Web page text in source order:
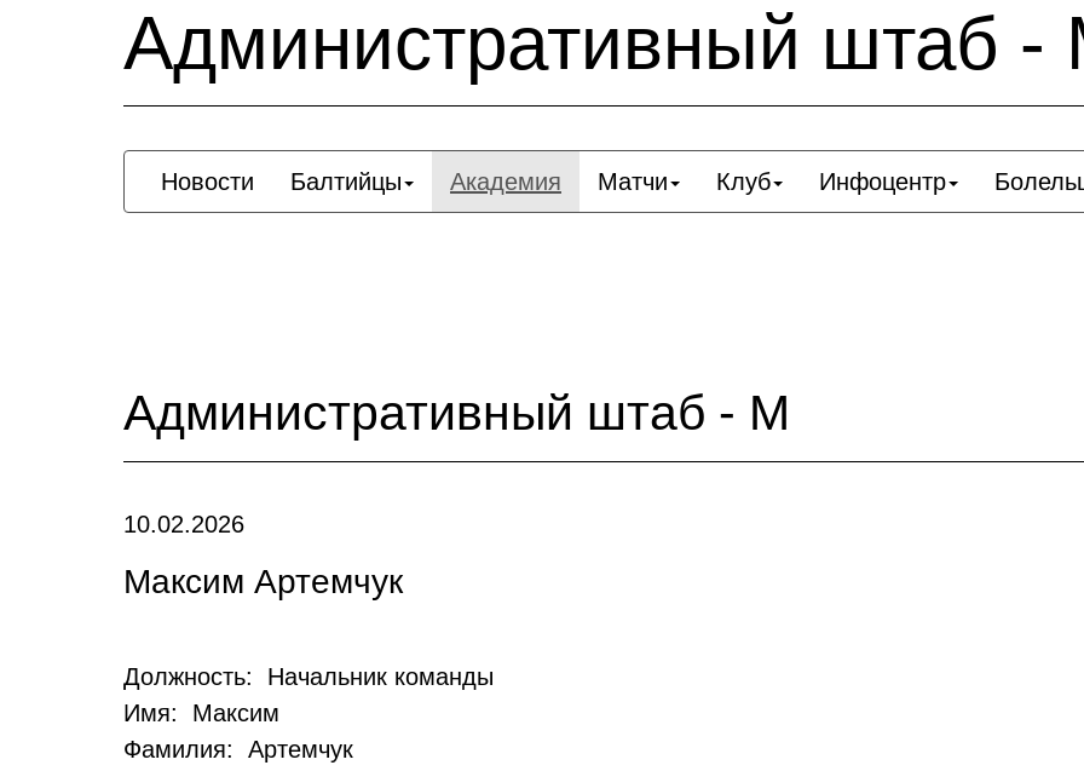
Административный штаб -
Новости Балтийцы Академия Матчи Клуб Инфоцентр
Административный штаб - М
10.02.2026
Максим Артемчук
Должность: Начальник команды
Имя: Максим
Фамилия: Артемчук